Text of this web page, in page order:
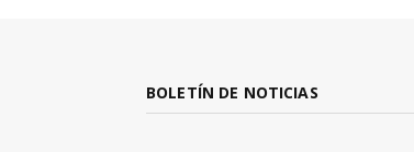
BOLETÍN DE NOTICIAS